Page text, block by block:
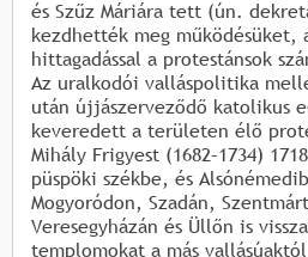
és Szűz Máriára tett (ún.
kezdhették meg
hittagadással a protestánsok
Az uralkodói valláspolitika
után újjászerveződő katolikus
keveredett a területen élő
Mihály Frigyest (1682–1734)
püspöki székbe, és
Mogyoródon, Szadán,
Veresegyházán és Üllőn is
templomokat a más